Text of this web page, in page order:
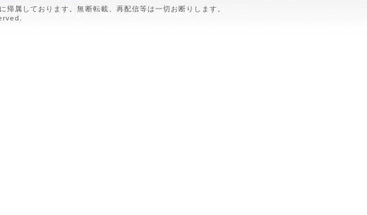
属しております。無断転載、再配信等は一切お断りします。